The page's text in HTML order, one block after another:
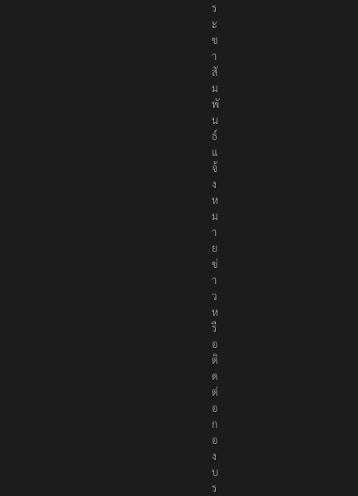
ร
ะ
ช
า
สั
ม
พั
น
ธ์
แ
จ้
ง
ห
ม
า
ย
ข่
า
ว
ห
รื
อ
ติ
ด
ต่
อ
ก
อ
ง
บ
ร